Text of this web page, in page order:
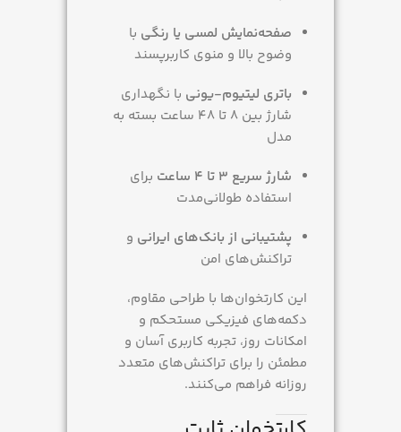
صفحه‌نمایش لمسی یا رنگی با
وضوح بالا و منوی کاربرپسند
باتری لیتیوم-یونی با نگهداری
شارژ بین 8 تا 48 ساعت بسته به
مدل
شارژ سریع 3 تا 4 ساعت
برای
استفاده طولانی‌مدت
پشتیبانی از بانک‌های ایرانی و
تراکنش‌های امن
این کارتخوان‌ها با طراحی مقاوم،
دکمه‌های فیزیکی مستحکم و
امکانات روز، تجربه کاربری آسان و
مطمئن را برای تراکنش‌های متعدد
روزانه فراهم می‌کنند.